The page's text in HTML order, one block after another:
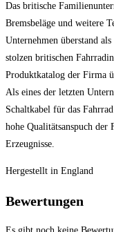
Das britische
Bremsbeläge und weitere
Unternehmen überstand
stolzen britischen
Produktkatalog der Firma
Als eines der letzten
Schaltkabel für das
hohe Qualitätsanspuch der
Erzeugnisse.
Hergestellt in England
Bewertungen